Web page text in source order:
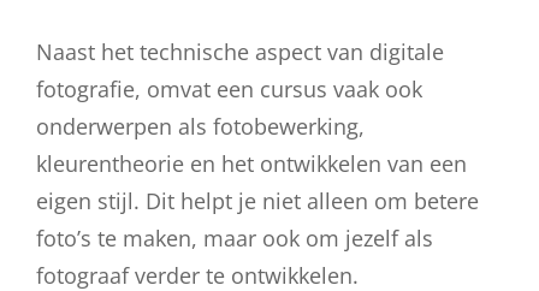
Naast het technische aspect van digitale
fotografie, omvat een cursus vaak ook
onderwerpen als fotobewerking,
kleurentheorie en het ontwikkelen van een
eigen stijl. Dit helpt je niet alleen om betere
foto’s te maken, maar ook om jezelf als
fotograaf verder te ontwikkelen.